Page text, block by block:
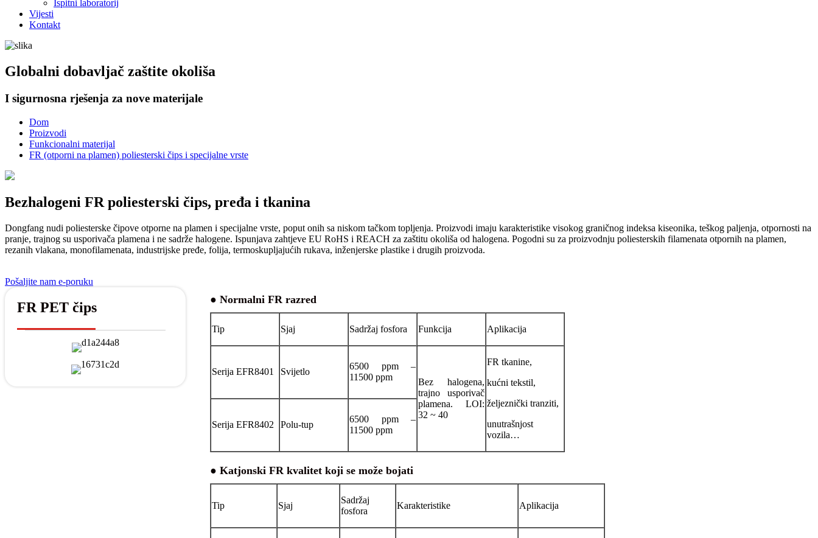
Ispitni laboratorij
Vijesti
Kontakt
Globalni dobavljač zaštite okoliša
I sigurnosna rješenja za nove materijale
Dom
Proizvodi
Funkcionalni materijal
FR (otporni na plamen) poliesterski čips i specijalne vrste
Bezhalogeni FR poliesterski čips, pređa i tkanina
Dongfang nudi poliesterske čipove otporne na plamen i specijalne vrste, poput onih sa niskom tačkom topljenja. Proizvodi imaju karakteristike visokog graničnog indeksa kiseonika, teškog paljenja, otpornosti na
pranje, trajnog su usporivača plamena i ne sadrže halogene. Ispunjava zahtjeve EU RoHS i REACH za zaštitu okoliša od halogena. Pogodni su za proizvodnju poliesterskih filamenata otpornih na plamen,
rezanih vlakana, monofilamenata, industrijske pređe, folija, termoskupljajućih rukava, inženjerske plastike i drugih proizvoda.
Pošaljite nam e-poruku
FR PET čips ● Normalni FR razred
Tip Sjaj Sadržaj fosfora Funkcija Aplikacija
Serija EFR8401 Svijetlo
6500 ppm –
11500 ppm
Bez halogena,
trajno usporivač
plamena. LOI:
32 ~ 40
FR tkanine,
kućni tekstil,
željeznički tranziti,
unutrašnjost
vozila…
Serija EFR8402 Polu-tup
6500 ppm –
11500 ppm
● Katjonski FR kvalitet koji se može bojati
Tip Sjaj
Sadržaj
fosfora
Karakteristike Aplikacija